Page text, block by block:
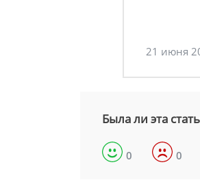
21 июня
Была ли эта
0 0